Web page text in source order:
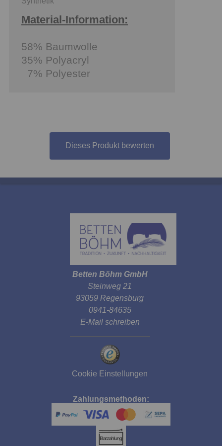
Material-Information:
58% Baumwolle
35% Polyacryl
7% Polyester
Dieses Produkt bewerten
Betten Böhm GmbH
Steinweg 21
93059 Regensburg
0941-84635
E-Mail schreiben
Cookie Einstellungen
Zahlungsmethoden: